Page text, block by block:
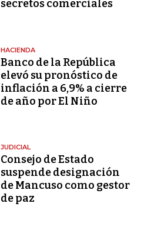
secretos comerciales
HACIENDA
Banco de la República
elevó su pronóstico de
inflación a 6,9% a cierre
de año por El Niño
JUDICIAL
Consejo de Estado
suspende designación
de Mancuso como gestor
de paz